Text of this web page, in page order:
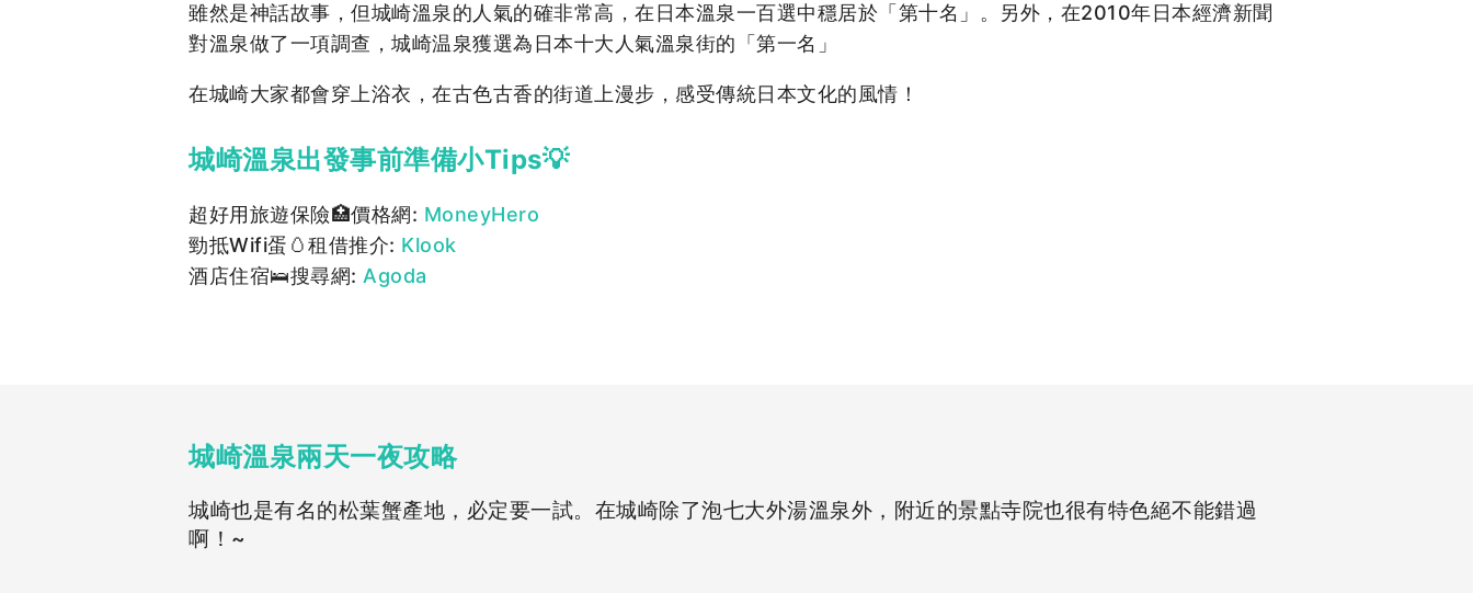
雖然是神話故事，但城崎溫泉的人氣的確非常高，在日本溫泉一百選中穩居於「第十名」。另外，在2010年日本經濟新聞
對溫泉做了一項調查，城崎温泉獲選為日本十大人氣溫泉街的「第一名」
在城崎大家都會穿上浴衣，在古色古香的街道上漫步，感受傳統日本文化的風情！
城崎溫泉出發事前準備小Tips💡
超好用旅遊保險🏥價格網: MoneyHero
勁抵Wifi蛋🥚租借推介: Klook
酒店住宿🛌搜尋網: Agoda
城崎溫泉兩天一夜攻略
城崎也是有名的松葉蟹產地，必定要一試。在城崎除了泡七大外湯溫泉外，附近的景點寺院也很有特色絕不能錯過
啊！~